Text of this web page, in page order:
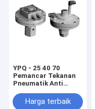
YPQ - 25 40 70
Pemancar Tekanan
Pneumatik Anti
Pengendali Jarak
Jauh
Harga terbaik